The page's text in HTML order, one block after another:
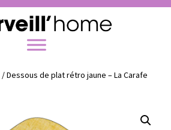
/ Dessous de plat rétro jaune – La Carafe